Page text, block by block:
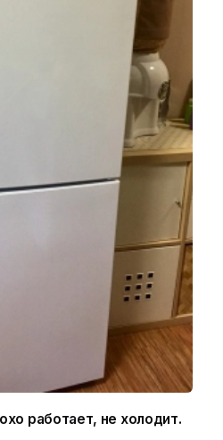
работает, не холодит.